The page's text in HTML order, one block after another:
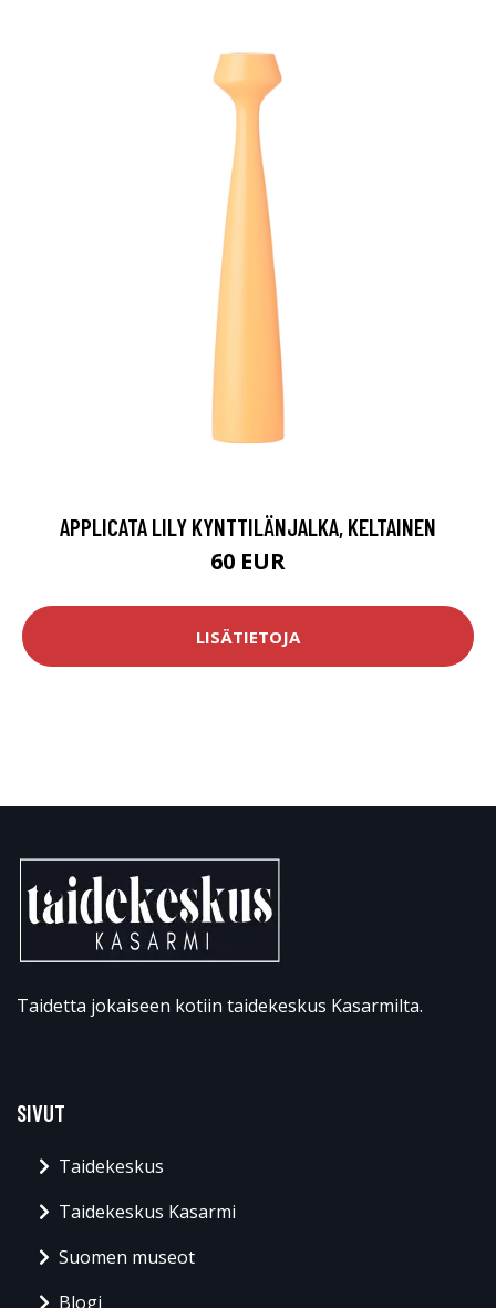
APPLICATA LILY KYNTTILÄNJALKA, KELTAINEN
60 EUR
LISÄTIETOJA
Taidetta jokaiseen kotiin taidekeskus Kasarmilta.
SIVUT
Taidekeskus
Taidekeskus Kasarmi
Suomen museot
Blogi